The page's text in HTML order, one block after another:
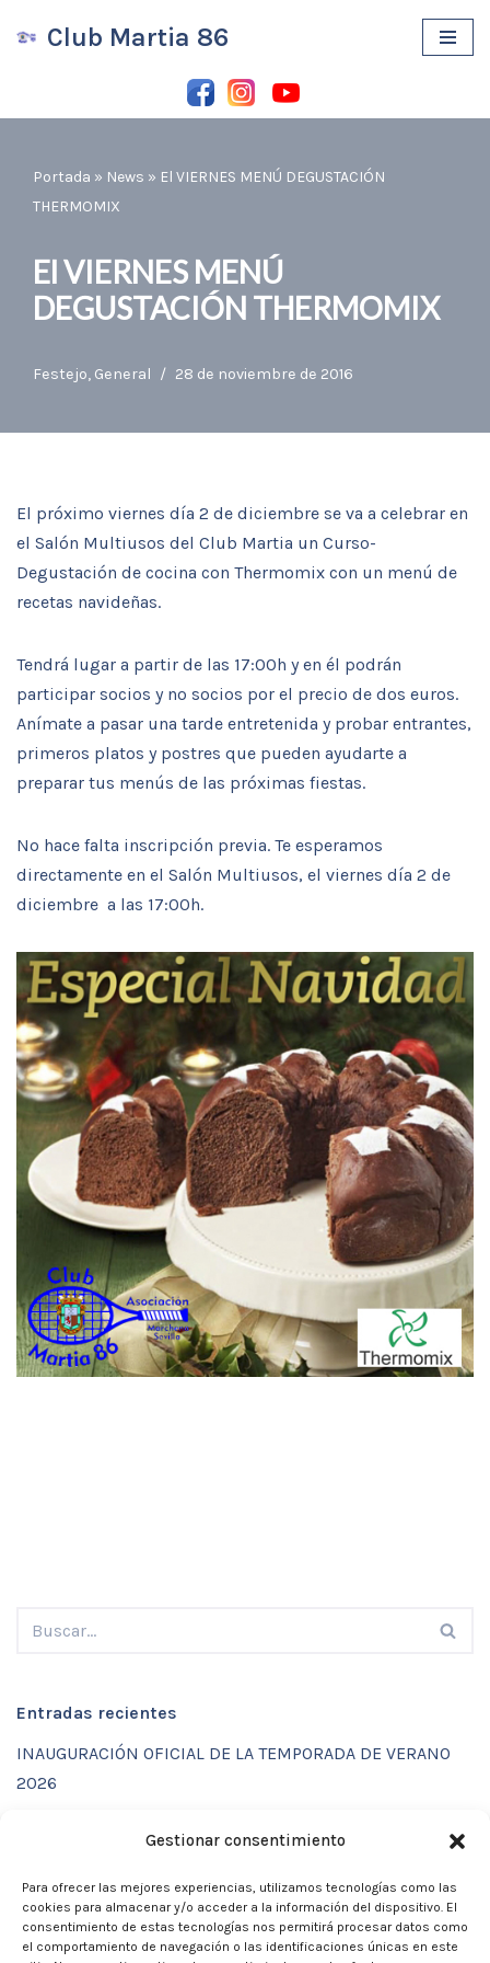
Gestionar consentimiento
Para ofrecer las mejores experiencias, utilizamos tecnologías como las
cookies para almacenar y/o acceder a la información del dispositivo. El
consentimiento de estas tecnologías nos permitirá procesar datos como
el comportamiento de navegación o las identificaciones únicas en este
contenido
Club Martia 86
Portada » News » El VIERNES MENÚ DEGUSTACIÓN
THERMOMIX
El VIERNES MENÚ
DEGUSTACIÓN THERMOMIX
Festejo, General 28 de noviembre de 2016
El próximo viernes día 2 de diciembre se va a celebrar en
el Salón Multiusos del Club Martia un Curso-
Degustación de cocina con Thermomix con un menú de
recetas navideñas.
Tendrá lugar a partir de las 17:00h y en él podrán
participar socios y no socios por el precio de dos euros.
Anímate a pasar una tarde entretenida y probar entrantes,
primeros platos y postres que pueden ayudarte a
preparar tus menús de las próximas fiestas.
No hace falta inscripción previa. Te esperamos
directamente en el Salón Multiusos, el viernes día 2 de
diciembre a las 17:00h.
Entradas recientes
INAUGURACIÓN OFICIAL DE LA TEMPORADA DE VERANO
2026
CALENDARIO DE ACTIVIDADES VERANO 2026 – CLUB
MARTIA 86